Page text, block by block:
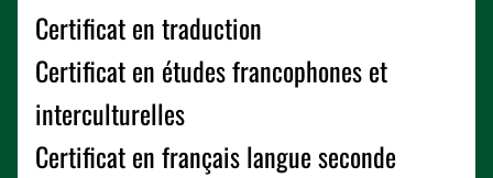
Certificat en traduction
Certificat en études francophones et
interculturelles
Certificat en français langue seconde